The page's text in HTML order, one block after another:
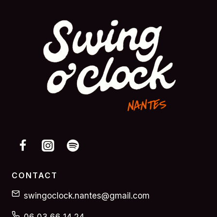
CONTACT
swingoclock.nantes@gmail.com